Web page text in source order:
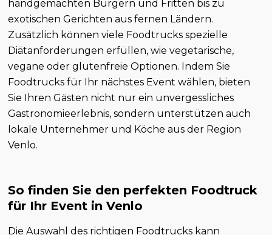
handgemachten Burgern und Fritten bis zu
exotischen Gerichten aus fernen Ländern.
Zusätzlich können viele Foodtrucks spezielle
Diätanforderungen erfüllen, wie vegetarische,
vegane oder glutenfreie Optionen. Indem Sie
Foodtrucks für Ihr nächstes Event wählen, bieten
Sie Ihren Gästen nicht nur ein unvergessliches
Gastronomieerlebnis, sondern unterstützen auch
lokale Unternehmer und Köche aus der Region
Venlo.
So finden Sie den perfekten Foodtruck
für Ihr Event in Venlo
Die Auswahl des richtigen Foodtrucks kann